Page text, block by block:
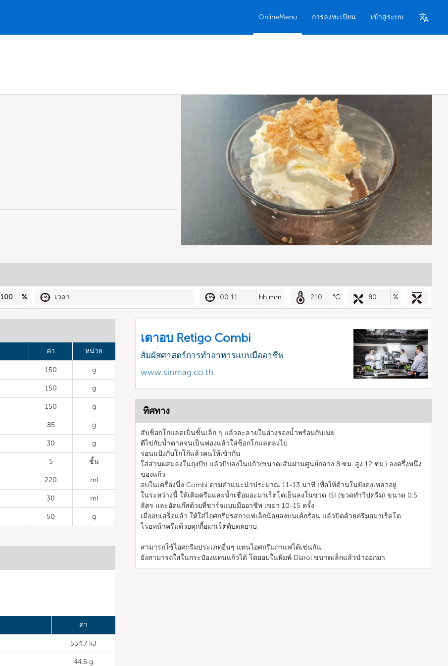
OnlineMenu การลงทะเบียน เข้าสู่ระบบ
100 % เวลา 00:11 hh:mm 210 °C 80 %
ค่า หน่วย
150 g
150 g
150 g
85 g
30 g
5 ชิ้น
220 ml
30 ml
50 g
ค่า
534.7 kJ
44.5 g
เตาอบ Retigo Combi
สัมผัสศาสตร์การทำอาหารแบบมืออาชีพ
www.sinmag.co.th
ทิศทาง
สับช็อกโกแลตเป็นชิ้นเล็ก ๆ แล้วละลายในอ่างรองน้ำพร้อมกับเนย
ตีไข่กับน้ำตาลจนเป็นฟองแล้วใส่ช็อกโกแลตลงไป
ร่อนแป้งกับโกโก้แล้วคนให้เข้ากัน
ใส่ส่วนผสมลงในถุงบีบ แล้วบีบลงในแก้ว(ขนาดเส้นผ่านศูนย์กลาง 8 ซม. สูง 12 ซม.) ลงครึ่งหนึ่ง
ของแก้ว
อบในเครื่องนึ่ง Combi ตามคำแนะนำประมาณ 11-13 นาที เพื่อให้ด้านในยังคงเหลวอยู่
ในระหว่างนี้ ให้เติมครีมและน้ำเชื่อมอะมาเร็ตโตเย็นลงในขวด ISI (ขวดทำวิปครีม) ขนาด 0.5
ลิตร และอัดแก๊สด้วยที่ชาร์จแบบมืออาชีพ เขย่า 10-15 ครั้ง
เมื่ออบเสร็จแล้ว ให้ใส่ไอศกรีมรสกาแฟเล็กน้อยลงบนเค้กร้อน แล้วปิดด้วยครีมอมาเร็ตโต
โรยหน้าครีมด้วยคุกกี้อมาเร็ตติบดหยาบ
สามารถใช้ไอศกรีมประเภทอื่นๆ แทนไอศกรีมกาแฟได้เช่นกัน
ยังสามารถใส่ในกระป๋องแทนแก้วได้ โดยอบในพิมพ์ Diarol ขนาดเล็กแล้วนำออกมา